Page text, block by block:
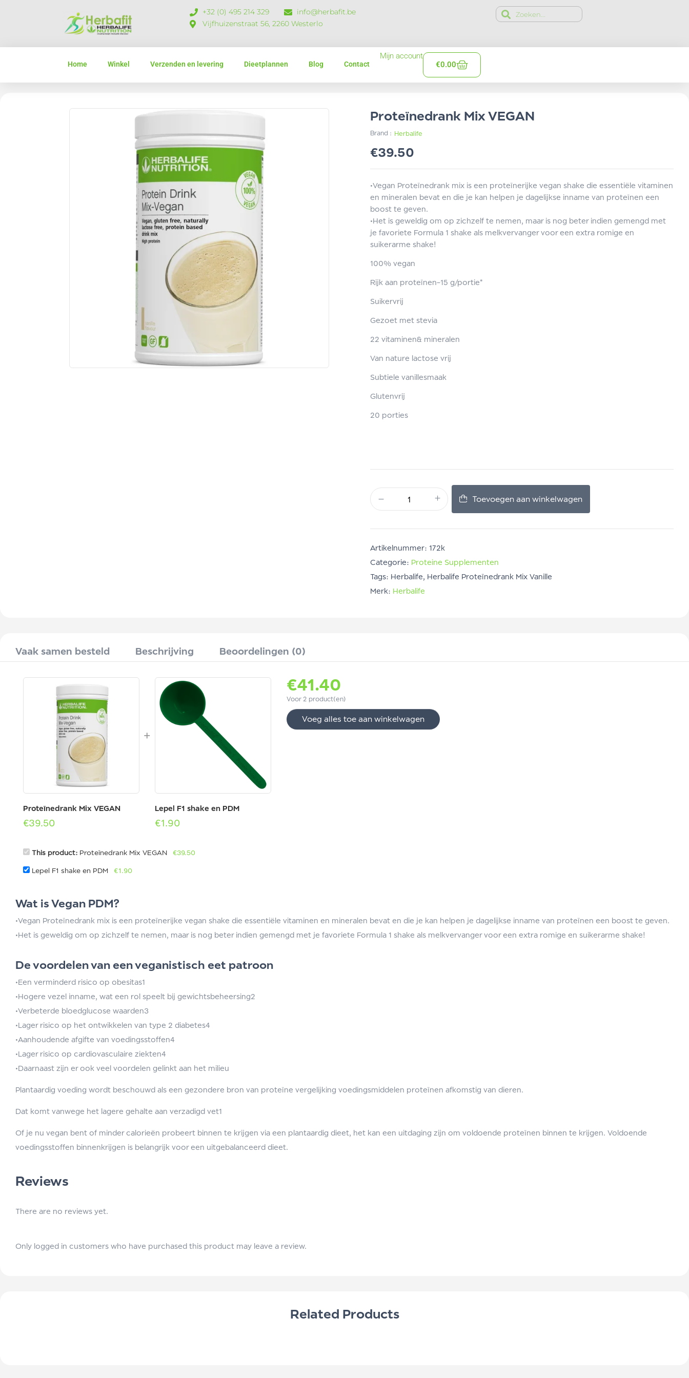
+32 (0) 495 214 329
info@herbafit.be
Vijfhuizenstraat 56, 2260 Westerlo
Home Winkel Verzenden en levering Dieetplannen Blog Contact
Mijn account
€0.00
Proteïnedrank Mix VEGAN
Brand : Herbalife
€39.50
•Vegan Proteïnedrank mix is een proteïnerijke vegan shake die essentiële vitaminen
en mineralen bevat en die je kan helpen je dagelijkse inname van proteïnen een
boost te geven.
•Het is geweldig om op zichzelf te nemen, maar is nog beter indien gemengd met
je favoriete Formula 1 shake als melkvervanger voor een extra romige en
suikerarme shake!
100% vegan
Rijk aan proteïnen–15 g/portie*
Suikervrij
Gezoet met stevia
22 vitaminen& mineralen
Van nature lactose vrij
Subtiele vanillesmaak
Glutenvrij
20 porties
Toevoegen aan winkelwagen
Artikelnummer: 172k
Categorie: Proteine Supplementen
Tags: Herbalife, Herbalife Proteïnedrank Mix Vanille
Merk: Herbalife
Vaak samen besteld Beschrijving Beoordelingen (0)
Proteïnedrank Mix VEGAN
€39.50
Lepel F1 shake en PDM
€1.90
€41.40
Voor 2 product(en)
Voeg alles toe aan winkelwagen
This product: Proteïnedrank Mix VEGAN €39.50
Lepel F1 shake en PDM €1.90
Wat is Vegan PDM?
•Vegan Proteïnedrank mix is een proteïnerijke vegan shake die essentiële vitaminen en mineralen bevat en die je kan helpen je dagelijkse inname van proteïnen een boost te geven.
•Het is geweldig om op zichzelf te nemen, maar is nog beter indien gemengd met je favoriete Formula 1 shake als melkvervanger voor een extra romige en suikerarme shake!
De voordelen van een veganistisch eet patroon
•Een verminderd risico op obesitas1
•Hogere vezel inname, wat een rol speelt bij gewichtsbeheersing2
•Verbeterde bloedglucose waarden3
•Lager risico op het ontwikkelen van type 2 diabetes4
•Aanhoudende afgifte van voedingsstoffen4
•Lager risico op cardiovasculaire ziekten4
•Daarnaast zijn er ook veel voordelen gelinkt aan het milieu
Plantaardig voeding wordt beschouwd als een gezondere bron van proteïne vergelijking voedingsmiddelen proteïnen afkomstig van dieren.
Dat komt vanwege het lagere gehalte aan verzadigd vet1
Of je nu vegan bent of minder calorieën probeert binnen te krijgen via een plantaardig dieet, het kan een uitdaging zijn om voldoende proteïnen binnen te krijgen. Voldoende
voedingsstoffen binnenkrijgen is belangrijk voor een uitgebalanceerd dieet.
Reviews
There are no reviews yet.
Only logged in customers who have purchased this product may leave a review.
Related Products